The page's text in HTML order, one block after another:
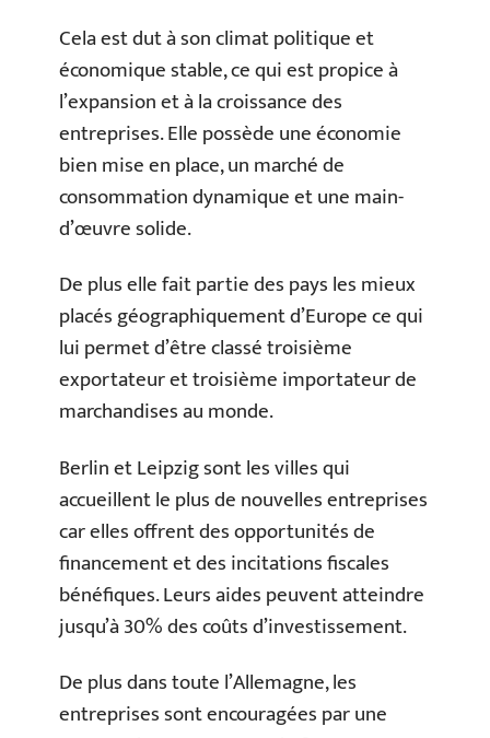
Cela est dut à son climat politique et
économique stable, ce qui est propice à
l’expansion et à la croissance des
entreprises. Elle possède une économie
bien mise en place, un marché de
consommation dynamique et une main-
d’œuvre solide.
De plus elle fait partie des pays les mieux
placés géographiquement d’Europe ce qui
lui permet d’être classé troisième
exportateur et troisième importateur de
marchandises au monde.
Berlin et Leipzig sont les villes qui
accueillent le plus de nouvelles entreprises
car elles offrent des opportunités de
financement et des incitations fiscales
bénéfiques. Leurs aides peuvent atteindre
jusqu’à 30% des coûts d’investissement.
De plus dans toute l’Allemagne, les
entreprises sont encouragées par une